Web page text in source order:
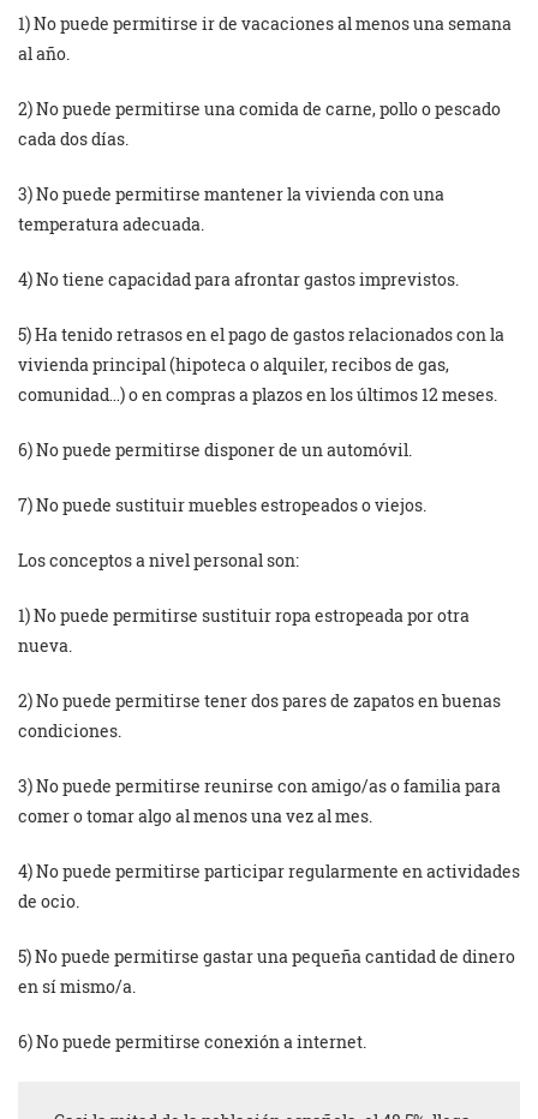
1) No puede permitirse ir de vacaciones al menos una semana
al año.
2) No puede permitirse una comida de carne, pollo o pescado
cada dos días.
3) No puede permitirse mantener la vivienda con una
temperatura adecuada.
4) No tiene capacidad para afrontar gastos imprevistos.
5) Ha tenido retrasos en el pago de gastos relacionados con la
vivienda principal (hipoteca o alquiler, recibos de gas,
comunidad…) o en compras a plazos en los últimos 12 meses.
6) No puede permitirse disponer de un automóvil.
7) No puede sustituir muebles estropeados o viejos.
Los conceptos a nivel personal son:
1) No puede permitirse sustituir ropa estropeada por otra
nueva.
2) No puede permitirse tener dos pares de zapatos en buenas
condiciones.
3) No puede permitirse reunirse con amigo/as o familia para
comer o tomar algo al menos una vez al mes.
4) No puede permitirse participar regularmente en actividades
de ocio.
5) No puede permitirse gastar una pequeña cantidad de dinero
en sí mismo/a.
6) No puede permitirse conexión a internet.